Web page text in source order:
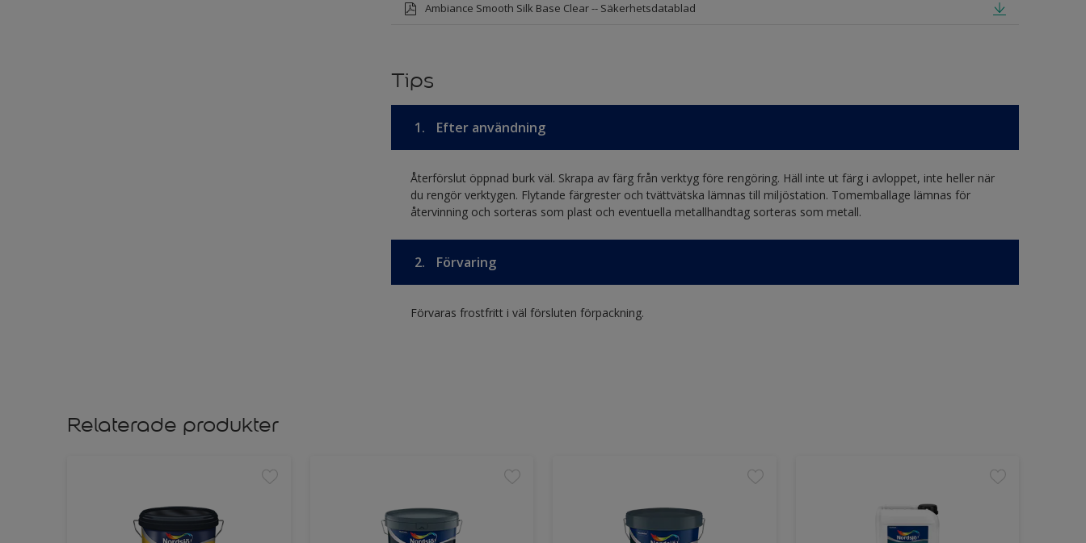
Ambiance Smooth Silk Base Clear -- Säkerhetsdatablad
Tips
1. Efter användning
Återförslut öppnad burk väl. Skrapa av färg från verktyg före rengöring. Häll inte ut färg i avloppet, inte heller när
du rengör verktygen. Flytande färgrester och tvättvätska lämnas till miljöstation. Tomemballage lämnas för
återvinning och sorteras som plast och eventuella metallhandtag sorteras som metall.
2. Förvaring
Förvaras frostfritt i väl försluten förpackning.
Relaterade produkter